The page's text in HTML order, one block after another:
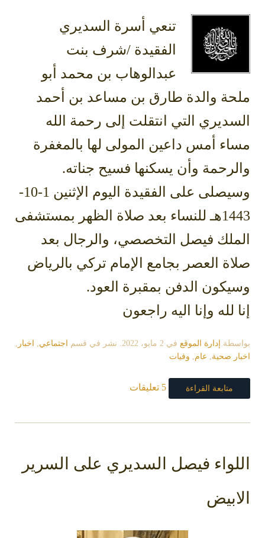
تنعي أسرة السديري
الفقيدة /شرف بنت
عبدالوهاب بن محمد أبو
ملحة والدة طارق بن مساعد بن أحمد
السديري التي انتقلت إلى رحمة الله
مساء أمس داعين المولى لها بالمغفرة
والرحمة وأن يسكنها فسيح جناته.
وسيصلى على الفقيدة اليوم الإثنين 1-10-
1443هـ للنساء بعد صلاة الظهر بمستشفى
الملك فيصل التخصصي، والرجال بعد
صلاة العصر بجامع الإمام تركي بالرياض
وسيكون الدفن بمقبرة العود.
إنا لله وإنا اليه راجعون
بواسطة إدارة الموقع في 2 مايو، 2022 . نشر في قسم اجتماعي, اخبار ,
اخبار صحية, عام, وفيات
متابعة القراءة 5 تعليقات
اللواء فيصل السديري على السرير
الابيض